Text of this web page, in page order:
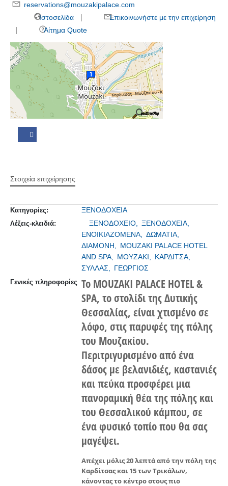
reservations@mouzakipalace.com
Ιστοσελίδα
Επικοινωνήστε με την επιχείρηση
Αίτημα Quote
Στοιχεία επιχείρησης
Κατηγορίες: ΞΕΝΟΔΟΧΕΙΑ
Λέξεις-κλειδιά: ΞΕΝΟΔΟΧΕΙΟ,
ΞΕΝΟΔΟΧΕΙΑ,
ΕΝΟΙΚΙΑΖΟΜΕΝΑ,
ΔΩΜΑΤΙΑ,
ΔΙΑΜΟΝΗ,
MOUZAKI PALACE HOTEL
AND SPA,
ΜΟΥΖΑΚΙ,
ΚΑΡΔΙΤΣΑ,
ΣΥΛΛΑΣ,
ΓΕΩΡΓΙΟΣ
Γενικές πληροφορίες Το MOUZAKI PALACE HOTEL &
SPA, το στολίδι της Δυτικής
Θεσσαλίας, είναι χτισμένο σε
λόφο, στις παρυφές της πόλης
του Μουζακίου.
Περιτριγυρισμένο από ένα
δάσος με βελανιδιές, καστανιές
και πεύκα προσφέρει μια
πανοραμική θέα της πόλης και
του Θεσσαλικού κάμπου, σε
ένα φυσικό τοπίο που θα σας
μαγέψει.
Απέχει μόλις 20 λεπτά από την πόλη της
Καρδίτσας και 15 των Τρικάλων,
κάνοντας το κέντρο στους πιο